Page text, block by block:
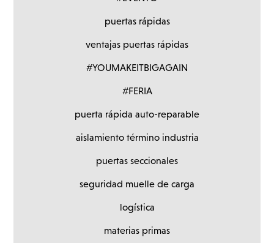
puertas rápidas
ventajas puertas rápidas
#YOUMAKEITBIGAGAIN
#FERIA
puerta rápida auto-reparable
aislamiento término industria
puertas seccionales
seguridad muelle de carga
logística
materias primas